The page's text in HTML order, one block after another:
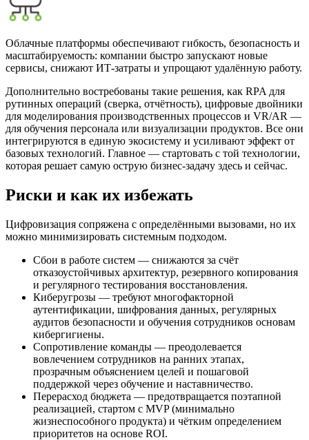
Облачные платформы обеспечивают гибкость, безопасность и
масштабируемость: компании быстро запускают новые
сервисы, снижают ИТ-затраты и упрощают удалённую работу.
Дополнительно востребованы такие решения, как RPA для
рутинных операций (сверка, отчётность), цифровые двойники
для моделирования производственных процессов и VR/AR —
для обучения персонала или визуализации продуктов. Все они
интегрируются в единую экосистему и усиливают эффект от
базовых технологий. Главное — стартовать с той технологии,
которая решает самую острую бизнес-задачу здесь и сейчас.
Риски и как их избежать
Цифровизация сопряжена с определёнными вызовами, но их
можно минимизировать системным подходом.
Сбои в работе систем — снижаются за счёт
отказоустойчивых архитектур, резервного копирования
и регулярного тестирования восстановления.
Киберугрозы — требуют многофакторной
аутентификации, шифрования данных, регулярных
аудитов безопасности и обучения сотрудников основам
кибергигиены.
Сопротивление команды — преодолевается
вовлечением сотрудников на ранних этапах,
прозрачным объяснением целей и пошаговой
поддержкой через обучение и наставничество.
Перерасход бюджета — предотвращается поэтапной
реализацией, стартом с MVP (минимально
жизнеспособного продукта) и чётким определением
приоритетов на основе ROI.